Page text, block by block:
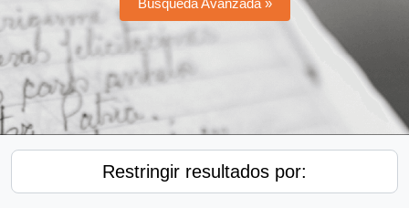
Búsqueda Avanzada »
Restringir resultados por: